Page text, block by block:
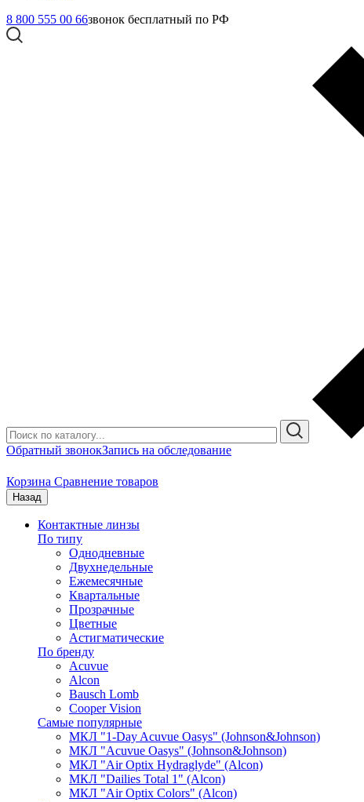
8 800 555 00 66звонок бесплатный по РФ
Обратный звонокЗапись на обследование
Корзина Сравнение товаров
Назад
Контактные линзы
По типу
Однодневные
Двухнедельные
Ежемесячные
Квартальные
Прозрачные
Цветные
Астигматические
По бренду
Acuvue
Alcon
Bausch Lomb
Cooper Vision
Самые популярные
МКЛ "1-Day Acuvue Oasys" (Johnson&Johnson)
МКЛ "Acuvue Oasys" (Johnson&Johnson)
МКЛ "Air Optix Hydraglyde" (Alcon)
МКЛ "Dailies Total 1" (Alcon)
МКЛ "Air Optix Colors" (Alcon)